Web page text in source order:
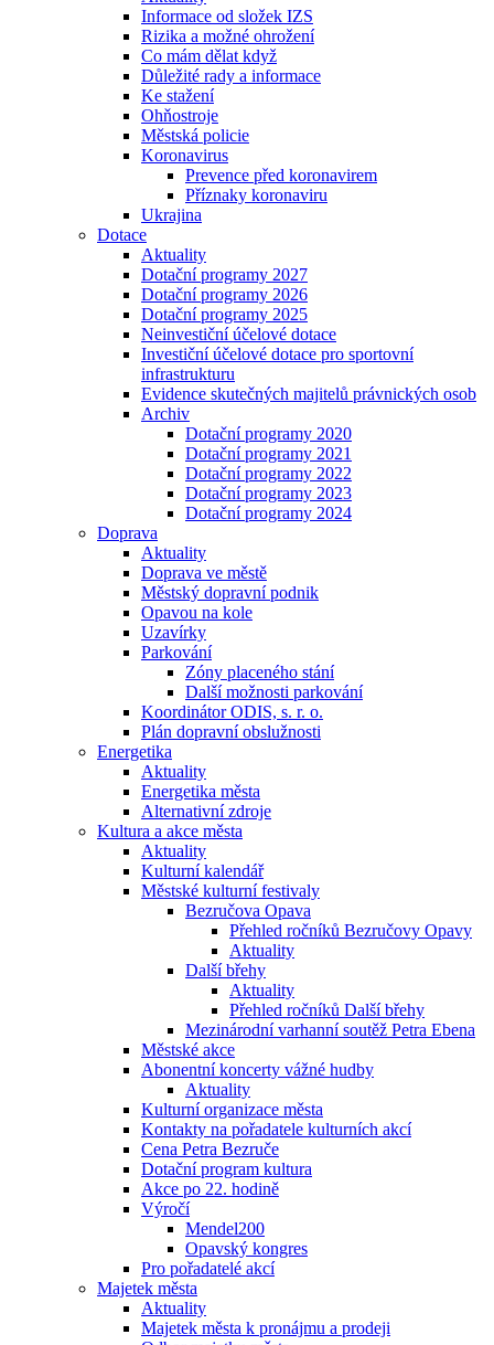
Informace od složek IZS
Rizika a možné ohrožení
Co mám dělat když
Důležité rady a informace
Ke stažení
Ohňostroje
Městská policie
Koronavirus
Prevence před koronavirem
Příznaky koronaviru
Ukrajina
Dotace
Aktuality
Dotační programy 2027
Dotační programy 2026
Dotační programy 2025
Neinvestiční účelové dotace
Investiční účelové dotace pro sportovní
infrastrukturu
Evidence skutečných majitelů právnických osob
Archiv
Dotační programy 2020
Dotační programy 2021
Dotační programy 2022
Dotační programy 2023
Dotační programy 2024
Doprava
Aktuality
Doprava ve městě
Městský dopravní podnik
Opavou na kole
Uzavírky
Parkování
Zóny placeného stání
Další možnosti parkování
Koordinátor ODIS, s. r. o.
Plán dopravní obslužnosti
Energetika
Aktuality
Energetika města
Alternativní zdroje
Kultura a akce města
Aktuality
Kulturní kalendář
Městské kulturní festivaly
Bezručova Opava
Přehled ročníků Bezručovy Opavy
Aktuality
Další břehy
Aktuality
Přehled ročníků Další břehy
Mezinárodní varhanní soutěž Petra Ebena
Městské akce
Abonentní koncerty vážné hudby
Aktuality
Kulturní organizace města
Kontakty na pořadatele kulturních akcí
Cena Petra Bezruče
Dotační program kultura
Akce po 22. hodině
Výročí
Mendel200
Opavský kongres
Pro pořadatelé akcí
Majetek města
Aktuality
Majetek města k pronájmu a prodeji